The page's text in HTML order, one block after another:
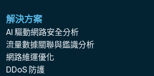
解決方案
AI 驅動網路安全分析
流量數據關聯與鑑識分析
網路維運優化
DDoS 防護